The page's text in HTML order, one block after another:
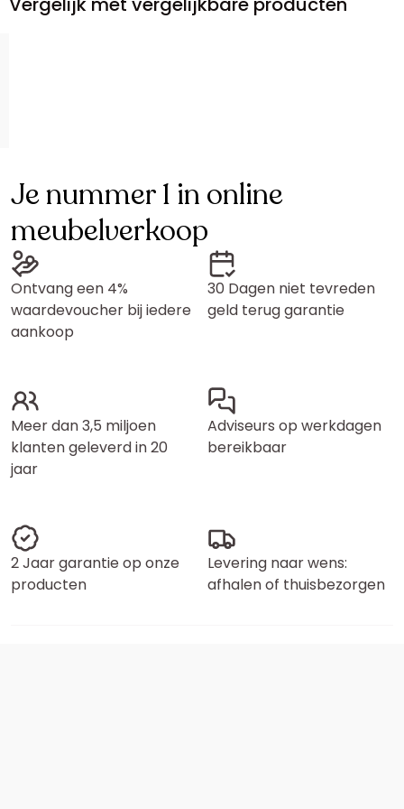
Je nummer 1 in online
meubelverkoop
Ontvang een 4%
waardevoucher bij iedere
aankoop
30 Dagen niet tevreden
geld terug garantie
Meer dan 3,5 miljoen
klanten geleverd in 20
jaar
Adviseurs op werkdagen
bereikbaar
2 Jaar garantie op onze
producten
Levering naar wens:
afhalen of thuisbezorgen